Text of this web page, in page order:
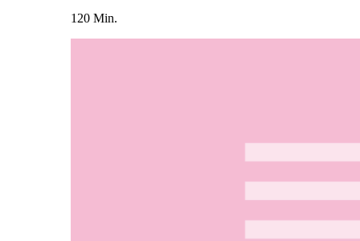
120 Min.